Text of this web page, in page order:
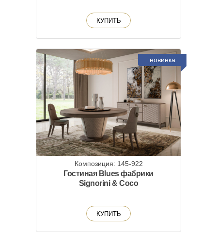
КУПИТЬ
новинка
Композиция: 145-922
Гостиная Blues фабрики
Signorini & Coco
КУПИТЬ